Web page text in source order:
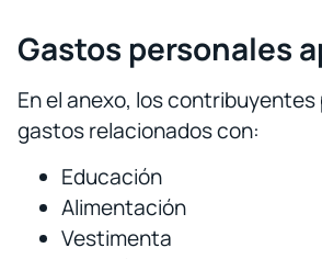
Gastos personales
En el anexo, los
gastos relacionados con:
Educación
Alimentación
Vestimenta